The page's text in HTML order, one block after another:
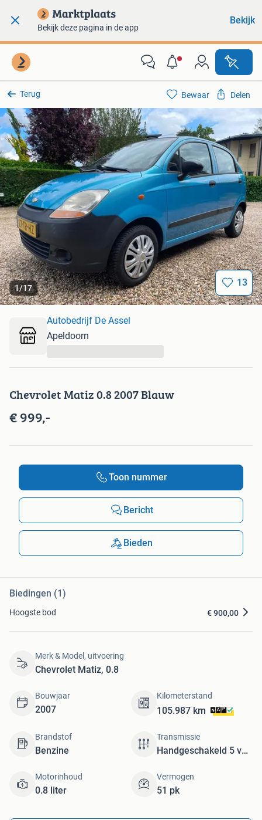
Bekijk deze pagina in de app
Bekijk
Terug
1/17 13
Merk & Model, uitvoering
Chevrolet Matiz, 0.8
Bouwjaar
2007
Kilometerstand
105.987 km
Brandstof
Benzine
Transmissie
Handgeschakeld 5 versnellingen
Motorinhoud
0.8 liter
Vermogen
51 pk
Bewaar Delen
Chevrolet Matiz 0.8 2007 Blauw
€ 999,-
Autobedrijf De Assel
Apeldoorn
Toon nummer
Bericht
Bieden
Biedingen (1)
Hoogste bod € 900,00